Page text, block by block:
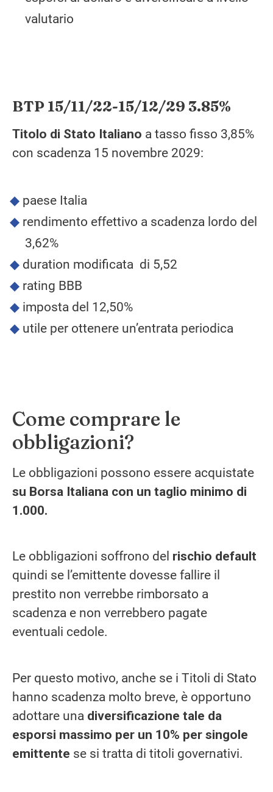
valutario
BTP 15/11/22-15/12/29 3.85%
Titolo di Stato Italiano a tasso fisso 3,85%
con scadenza 15 novembre 2029:
paese Italia
rendimento effettivo a scadenza lordo del
3,62%
duration modificata di 5,52
rating BBB
imposta del 12,50%
utile per ottenere un’entrata periodica
Come comprare le
obbligazioni?
Le obbligazioni possono essere acquistate
su Borsa Italiana con un taglio minimo di
1.000.
Le obbligazioni soffrono del rischio default
quindi se l’emittente dovesse fallire il
prestito non verrebbe rimborsato a
scadenza e non verrebbero pagate
eventuali cedole.
Per questo motivo, anche se i Titoli di Stato
hanno scadenza molto breve, è opportuno
adottare una diversificazione tale da
esporsi massimo per un 10% per singole
emittente se si tratta di titoli governativi.